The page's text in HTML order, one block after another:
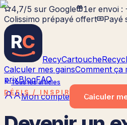
4,7/5 sur Google 1er envoi :
Colissimo prépayé offert
Payé
RC
RecyCartouche
Calculer mes gainsComment ça
prixBlogFAQ
Mon compte
Calculer
Tous les articles
DÉFIS / INSPIRATION